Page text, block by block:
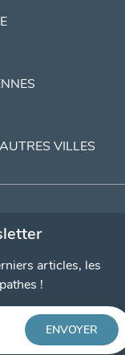
VILLES
articles, les
!